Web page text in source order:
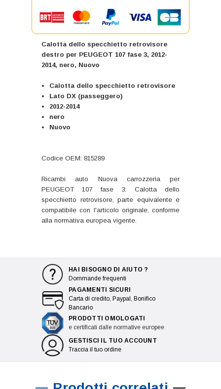
Calotta dello specchietto retrovisore
destro per PEUGEOT 107 fase 3, 2012-
2014, nero, Nuovo
Calotta dello specchietto retrovisore
Lato DX (passeggero)
2012-2014
nero
Nuovo
Codice OEM: 815289
Ricambi auto Nuova carrozzeria per
PEUGEOT 107 fase 3: Calotta dello
specchietto retrovisore, parte equivalente e
compatibile con l'articolo originale, conforme
alla normativa europea vigente.
HAI BISOGNO DI AIUTO ?
Dommande frequenti
PAGAMENTI SICURI
Carta di credito, Paypal, Bonifico
Bancario
PRODOTTI OMOLOGATI
e certificati dalle normative europee
GESTISCI IL TUO ACCOUNT
Traccia il tuo ordine